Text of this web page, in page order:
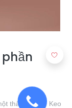
thành phần. Keo